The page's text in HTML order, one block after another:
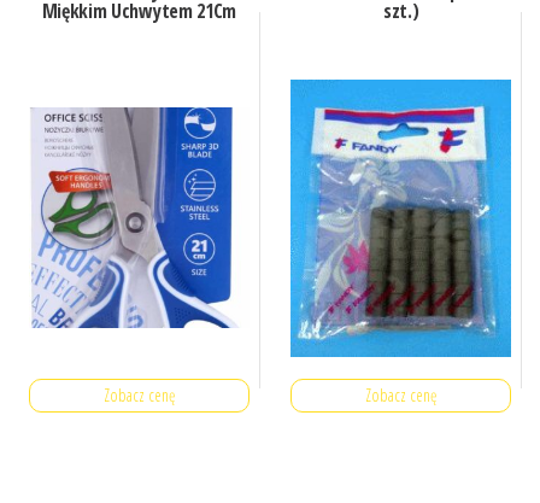
Miękkim Uchwytem 21Cm
Zobacz cenę
szt.)
Zobacz cenę